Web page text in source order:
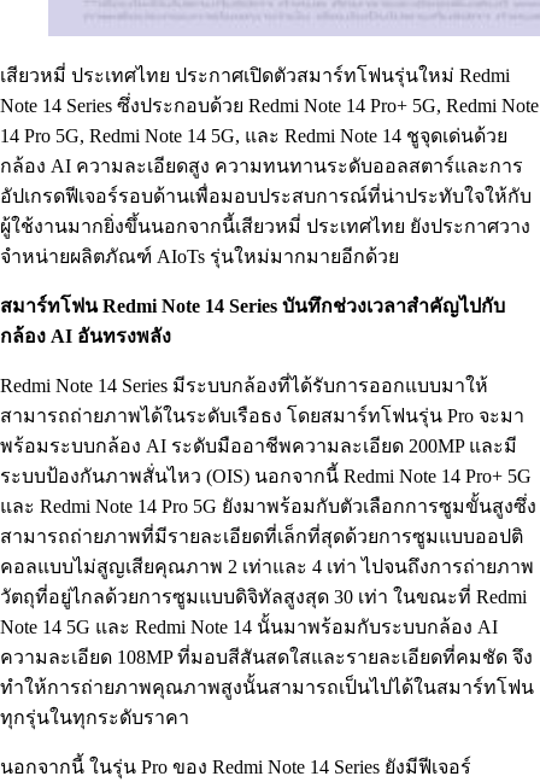
เสียวหมี่ ประเทศไทย ประกาศเปิดตัวสมาร์ทโฟนรุ่นใหม่ Redmi
Note 14 Series ซึ่งประกอบด้วย Redmi Note 14 Pro+ 5G, Redmi Note
14 Pro 5G, Redmi Note 14 5G, และ Redmi Note 14 ชูจุดเด่นด้วย
กล้อง AI ความละเอียดสูง ความทนทานระดับออลสตาร์และการ
อัปเกรดฟีเจอร์รอบด้านเพื่อมอบประสบการณ์ที่น่าประทับใจให้กับ
ผู้ใช้งานมากยิ่งขึ้นนอกจากนี้เสียวหมี่ ประเทศไทย ยังประกาศวาง
จำหน่ายผลิตภัณฑ์ AIoTs รุ่นใหม่มากมายอีกด้วย
สมาร์ทโฟน Redmi Note 14 Series บันทึกช่วงเวลาสำคัญไปกับ
กล้อง AI อันทรงพลัง
Redmi Note 14 Series มีระบบกล้องที่ได้รับการออกแบบมาให้
สามารถถ่ายภาพได้ในระดับเรือธง โดยสมาร์ทโฟนรุ่น Pro จะมา
พร้อมระบบกล้อง AI ระดับมืออาชีพความละเอียด 200MP และมี
ระบบป้องกันภาพสั่นไหว (OIS) นอกจากนี้ Redmi Note 14 Pro+ 5G
และ Redmi Note 14 Pro 5G ยังมาพร้อมกับตัวเลือกการซูมขั้นสูงซึ่ง
สามารถถ่ายภาพที่มีรายละเอียดที่เล็กที่สุดด้วยการซูมแบบออปติ
คอลแบบไม่สูญเสียคุณภาพ 2 เท่าและ 4 เท่า ไปจนถึงการถ่ายภาพ
วัตถุที่อยู่ไกลด้วยการซูมแบบดิจิทัลสูงสุด 30 เท่า ในขณะที่ Redmi
Note 14 5G และ Redmi Note 14 นั้นมาพร้อมกับระบบกล้อง AI
ความละเอียด 108MP ที่มอบสีสันสดใสและรายละเอียดที่คมชัด จึง
ทำให้การถ่ายภาพคุณภาพสูงนั้นสามารถเป็นไปได้ในสมาร์ทโฟน
ทุกรุ่นในทุกระดับราคา
นอกจากนี้ ในรุ่น Pro ของ Redmi Note 14 Series ยังมีฟีเจอร์